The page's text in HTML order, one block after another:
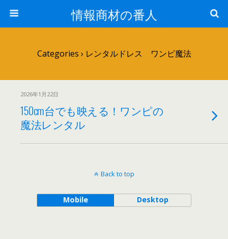
情報商材の番人
Categories › レンタルドレス ワンピ魔法
2026年1月22日
150cm台でも映える！ワンピの
魔法レンタル
Back to top
Mobile Desktop